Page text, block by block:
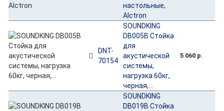
настольные,
Alctron
DNT-
70154
SOUNDKING
DB005B Стойка
для
акустической
системы,
нагрузка 60кг,
черная,...
5 060 р.
SOUNDKING
DB019B Стойка